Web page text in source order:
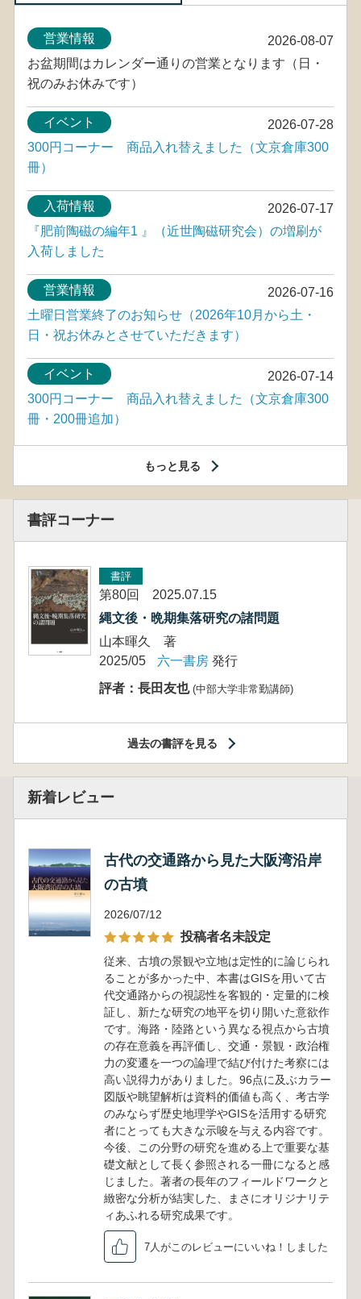
2026-08-07
営業情報
お盆期間はカレンダー通りの営業となります（日・
祝のみお休みです）
2026-07-28
イベント
300円コーナー 商品入れ替えました（文京倉庫300
冊）
2026-07-17
入荷情報
『肥前陶磁の編年1 』（近世陶磁研究会）の増刷が
入荷しました
2026-07-16
営業情報
土曜日営業終了のお知らせ（2026年10月から土・
日・祝お休みとさせていただきます）
2026-07-14
イベント
300円コーナー 商品入れ替えました（文京倉庫300
冊・200冊追加）
もっと見る
書評コーナー
書評
第80回 2025.07.15
縄文後・晩期集落研究の諸問題
山本暉久 著
2025/05
六一書房 発行
評者：長田友也 (中部大学非常勤講師)
過去の書評を見る
新着レビュー
古代の交通路から見た大阪湾沿岸
の古墳
2026/07/12
投稿者名未設定
従来、古墳の景観や立地は定性的に論じられ
ることが多かった中、本書はGISを用いて古
代交通路からの視認性を客観的・定量的に検
証し、新たな研究の地平を切り開いた意欲作
です。海路・陸路という異なる視点から古墳
の存在意義を再評価し、交通・景観・政治権
力の変遷を一つの論理で結び付けた考察には
高い説得力がありました。96点に及ぶカラー
図版や眺望解析は資料的価値も高く、考古学
のみならず歴史地理学やGISを活用する研究
者にとっても大きな示唆を与える内容です。
今後、この分野の研究を進める上で重要な基
礎文献として長く参照される一冊になると感
じました。著者の長年のフィールドワークと
緻密な分析が結実した、まさにオリジナリテ
ィあふれる研究成果です。
7人がこのレビューにいいね！しました